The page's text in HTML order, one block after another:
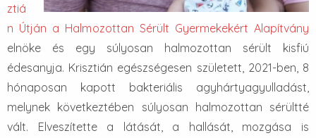
ztiá
n Útján a Halmozottan Sérült Gyermekekért Alapítvány
elnöke és egy súlyosan halmozottan sérült kisfiú
édesanyja. Krisztián egészségesen született, 2021-ben, 8
hónaposan kapott bakteriális agyhártyagyulladást,
melynek következtében súlyosan halmozottan sérültté
vált. Elveszítette a látását, a hallását, mozgása is